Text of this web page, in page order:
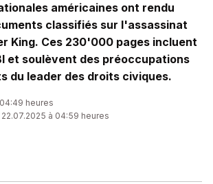
américaines ont rendu
classifiés sur l'assassinat
King. Ces 230'000 pages incluent
et soulèvent des préoccupations
du leader des droits civiques.
heures
à 04:59 heures